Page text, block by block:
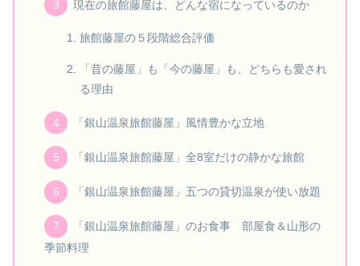
現在の旅館藤屋は、どんな宿になっているのか
旅館藤屋の５段階総合評価
「昔の藤屋」も「今の藤屋」も、どちらも愛され
る理由
「銀山温泉旅館藤屋」風情豊かな立地
「銀山温泉旅館藤屋」全8室だけの静かな旅館
「銀山温泉旅館藤屋」五つの貸切温泉が使い放題
「銀山温泉旅館藤屋」のお食事 部屋食＆山形の
季節料理